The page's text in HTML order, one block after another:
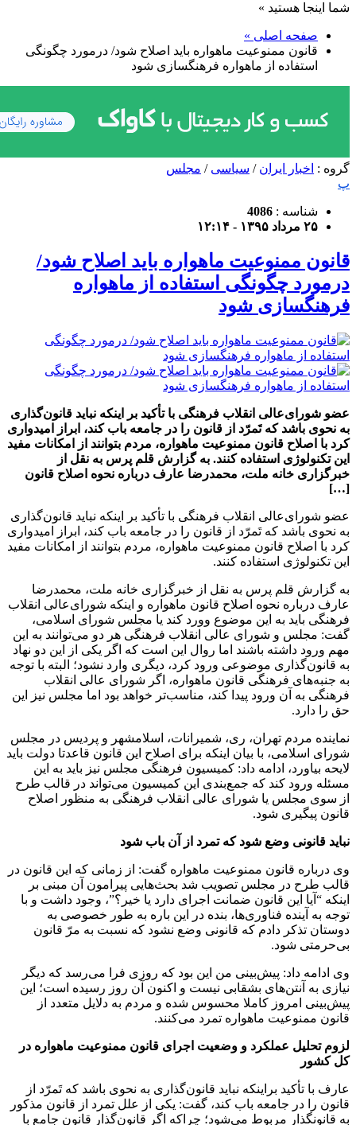
شما اینجا هستید »
صفحه اصلی »
قانون ممنوعیت ماهواره باید اصلاح شود/ درمورد چگونگی
استفاده از ماهواره فرهنگسازی شود
گروه : اخبار ایران / سیاسی / مجلس
پ
شناسه : 4086
۲۵ مرداد ۱۳۹۵ - ۱۲:۱۴
قانون ممنوعیت ماهواره باید اصلاح شود/
درمورد چگونگی استفاده از ماهواره
فرهنگسازی شود
عضو شورای‌عالی انقلاب فرهنگی با تأکید بر اینکه نباید قانون‌گذاری
به نحوی باشد که تَمرّد از قانون را در جامعه باب کند، ابراز امیدواری
کرد با اصلاح قانون ممنوعیت ماهواره، مردم بتوانند از امکانات مفید
این تکنولوژی استفاده کنند. به گزارش قلم پرس به نقل از
خبرگزاری خانه ملت، محمدرضا عارف درباره نحوه اصلاح قانون
[…]
عضو شورای‌عالی انقلاب فرهنگی با تأکید بر اینکه نباید قانون‌گذاری
به نحوی باشد که تَمرّد از قانون را در جامعه باب کند، ابراز امیدواری
کرد با اصلاح قانون ممنوعیت ماهواره، مردم بتوانند از امکانات مفید
این تکنولوژی استفاده کنند.
به گزارش قلم پرس به نقل از خبرگزاری خانه ملت، محمدرضا
عارف درباره نحوه اصلاح قانون ماهواره و اینکه شورای‌عالی انقلاب
فرهنگی باید به این موضوع وورد کند یا مجلس شورای اسلامی،
گفت: مجلس و شورای عالی انقلاب فرهنگی هر دو می‌توانند به این
مهم ورود داشته باشند اما روال این است که اگر یکی از این دو نهاد
به قانون‌گذاری موضوعی ورود کرد، دیگری وارد نشود؛ البته با توجه
به جنبه‌های فرهنگی قانون ماهواره، اگر شورای عالی انقلاب
فرهنگی به آن ورود پیدا کند، مناسب‌تر خواهد بود اما مجلس نیز این
حق را دارد.
نماینده مردم تهران، ری، شمیرانات، اسلامشهر و پردیس در مجلس
شورای اسلامی، با بیان اینکه برای اصلاح این قانون قاعدتا دولت باید
لایحه بیاورد، ادامه داد: کمیسیون فرهنگی مجلس نیز باید به این
مسئله ورود کند که جمع‌بندی این کمیسیون می‌تواند در قالب طرح
از سوی مجلس یا شورای عالی انقلاب فرهنگی به منظور اصلاح
قانون پیگیری شود.
نباید قانونی وضع شود که تمرد از آن باب شود
وی درباره قانون ممنوعیت ماهواره گفت: از زمانی که این قانون در
قالب طرح در مجلس تصویب شد بحث‌هایی پیرامون آن مبنی بر
اینکه “آیا این قانون ضمانت اجرای دارد یا خیر؟”، وجود داشت و با
توجه به آینده فناوری‌ها، بنده در این باره به طور خصوصی به
دوستان تذکر دادم که قانونی وضع نشود که نسبت به مرّ قانون
بی‌حرمتی شود.
وی ادامه داد: پیش‌بینی من این بود که روزی فرا می‌رسد که دیگر
نیازی به آنتن‌های بشقابی نیست و اکنون آن روز رسیده است؛ این
پیش‌بینی امروز کاملا محسوس شده و مردم به دلایل متعدد از
قانون ممنوعیت ماهواره تمرد می‌کنند.
لزوم تحلیل عملکرد و وضعیت اجرای قانون ممنوعیت ماهواره در
کل کشور
عارف با تأکید براینکه نباید قانون‌گذاری به نحوی باشد که تَمرّد از
قانون را در جامعه باب کند، گفت: یکی از علل تمرد از قانون مذکور
به قانونگذار مربوط می‌شود؛ چراکه اگر قانون‌گذار قانون جامع با